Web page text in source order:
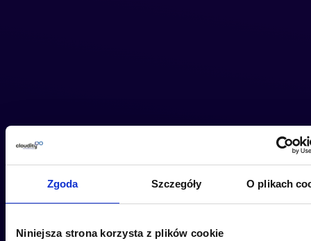
Zgoda Szczegóły O plikach
Niniejsza strona korzysta z plików cookie